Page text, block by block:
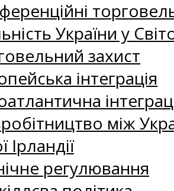
України у
захист
інтеграція
між
Ірландії
регулювання